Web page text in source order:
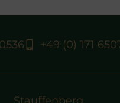
+49 (0) 171